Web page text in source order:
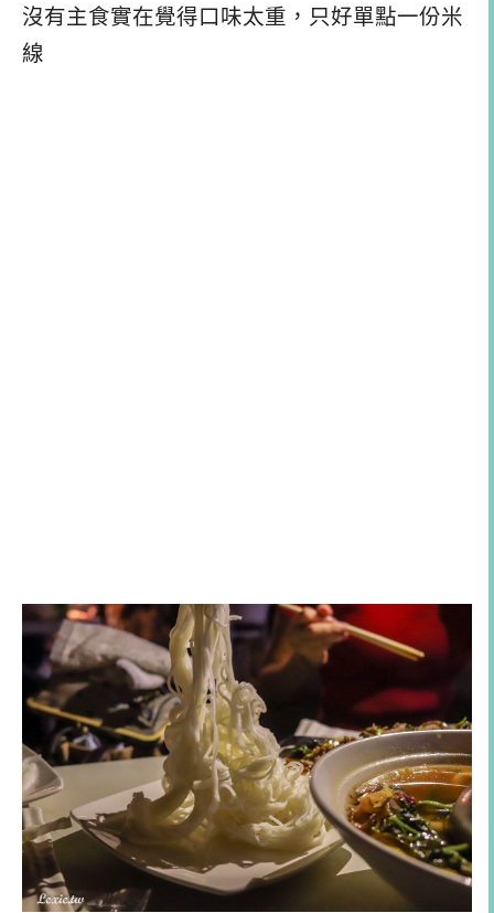
沒有主食實在覺得口味太重，只好單點一份米
線